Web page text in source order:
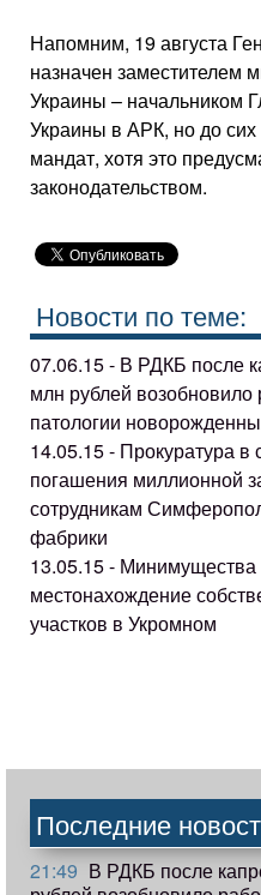
Напомним, 19 августа
назначен заместителем
Украины – начальником
Украины в АРК, но до сих
мандат, хотя это
законодательством.
Новости по теме:
07.06.15 - В РДКБ после
млн рублей возобновило
патологии
14.05.15 - Прокуратура в
погашения миллионной
сотрудникам
фабрики
13.05.15 - Минимущества
местонахождение
участков в Укромном
Последние
21:49 В РДКБ после